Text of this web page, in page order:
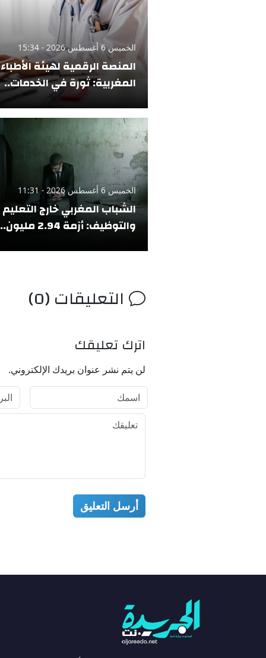
الخميس 6 أغسطس 2026 - 15:34
المنصة الرقمية لهيئة الأطباء
المغربية: ثورة في الخدمات..
الخميس 6 أغسطس 2026 - 11:31
الشباب المغربي خارج التعليم
والتوظيف: أزمة 2.94 مليون..
التعليقات (0)
اترك تعليقك
لن يتم نشر عنوان بريدك الإلكتروني.
أرسل التعليق